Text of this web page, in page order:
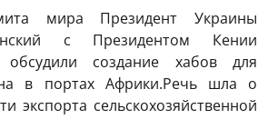
мира Президент Украины
с Президентом Кении
создание хабов для
в портах Африки.Речь шла о
экспорта сельскохозяйственной